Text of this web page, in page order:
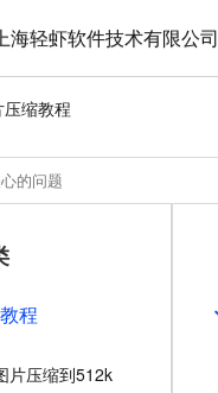
海轻虾软件技术有限公司
压缩教程
程
片压缩到512k